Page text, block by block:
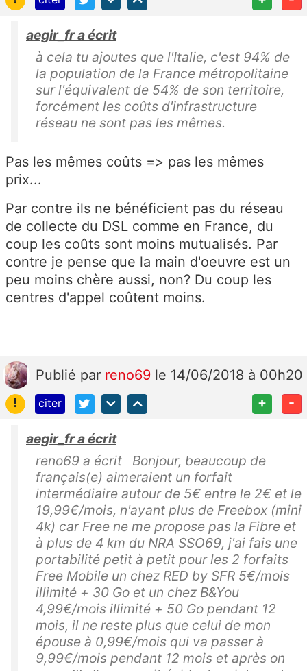
aegir_fr a écrit
à cela tu ajoutes que l'Italie, c'est 94% de
la population de la France métropolitaine
sur l'équivalent de 54% de son territoire,
forcément les coûts d'infrastructure
réseau ne sont pas les mêmes.
Pas les mêmes coûts => pas les mêmes
prix...
Par contre ils ne bénéficient pas du réseau
de collecte du DSL comme en France, du
coup les coûts sont moins mutualisés. Par
contre je pense que la main d'oeuvre est un
peu moins chère aussi, non? Du coup les
centres d'appel coûtent moins.
Publié par reno69 le 14/06/2018 à 00h20
!
citer + -
aegir_fr a écrit
reno69 a écrit Bonjour, beaucoup de
français(e) aimeraient un forfait
intermédiaire autour de 5€ entre le 2€ et le
19,99€/mois, n'ayant plus de Freebox (mini
4k) car Free ne me propose pas la Fibre et
à plus de 4 km du NRA SSO69, j'ai fais une
portabilité petit à petit pour les 2 forfaits
Free Mobile un chez RED by SFR 5€/mois
illimité + 30 Go et un chez B&You
4,99€/mois illimité + 50 Go pendant 12
mois, il ne reste plus que celui de mon
épouse à 0,99€/mois qui va passer à
9,99€/mois pendant 12 mois et après on